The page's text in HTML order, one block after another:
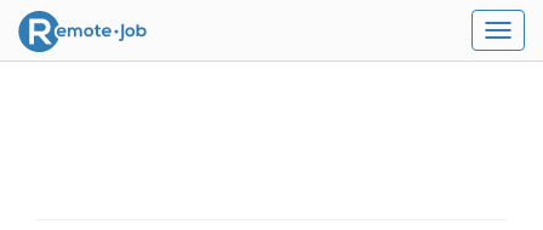
Меню